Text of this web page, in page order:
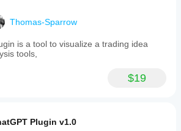
Thomas-Sparrow
is a tool to visualize a trading idea
tools,
$19
Plugin v1.0